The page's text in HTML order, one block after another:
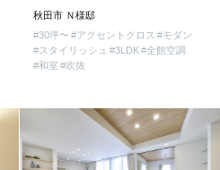
秋田市 Ｎ様邸
#30坪〜 #アクセントクロス #モダン
#スタイリッシュ #3LDK #全館空調
#和室 #吹抜